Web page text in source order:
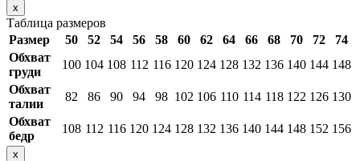
x
Таблица размеров
Размер
50 52 54 56 58 60 62 64 66 68 70 72
74
Обхват
груди
100 104 108 112 116 120 124 128 132 136 140 144 148
Обхват
талии
82 86 90 94 98 102 106 110 114 118 122 126 130
Обхват
бедр
108 112 116 120 124 128 132 136 140 144 148 152 156
x